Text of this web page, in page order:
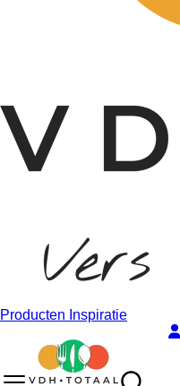
Producten Inspiratie